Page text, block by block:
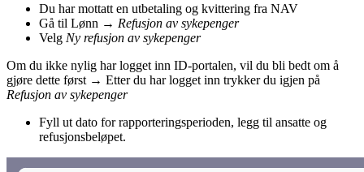
Du har mottatt en utbetaling og kvittering fra NAV
Gå til Lønn → Refusjon av sykepenger
Velg Ny refusjon av sykepenger
Om du ikke nylig har logget inn ID-portalen, vil du bli bedt om å
gjøre dette først → Etter du har logget inn trykker du igjen på
Refusjon av sykepenger
Fyll ut dato for rapporteringsperioden, legg til ansatte og
refusjonsbeløpet.